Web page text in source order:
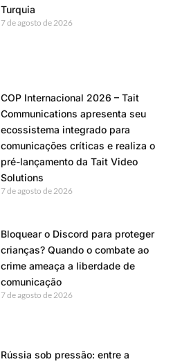
Turquia
7 de agosto de 2026
COP Internacional 2026 – Tait
Communications apresenta seu
ecossistema integrado para
comunicações críticas e realiza o
pré-lançamento da Tait Video
Solutions
7 de agosto de 2026
Bloquear o Discord para proteger
crianças? Quando o combate ao
crime ameaça a liberdade de
comunicação
7 de agosto de 2026
Rússia sob pressão: entre a